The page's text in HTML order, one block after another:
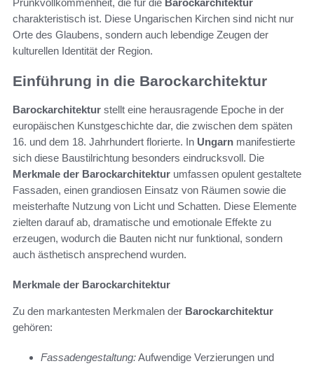
Prunkvollkommenheit, die für die Barockarchitektur
charakteristisch ist. Diese Ungarischen Kirchen sind nicht nur
Orte des Glaubens, sondern auch lebendige Zeugen der
kulturellen Identität der Region.
Einführung in die Barockarchitektur
Barockarchitektur stellt eine herausragende Epoche in der
europäischen Kunstgeschichte dar, die zwischen dem späten
16. und dem 18. Jahrhundert florierte. In Ungarn manifestierte
sich diese Baustilrichtung besonders eindrucksvoll. Die
Merkmale der Barockarchitektur umfassen opulent gestaltete
Fassaden, einen grandiosen Einsatz von Räumen sowie die
meisterhafte Nutzung von Licht und Schatten. Diese Elemente
zielten darauf ab, dramatische und emotionale Effekte zu
erzeugen, wodurch die Bauten nicht nur funktional, sondern
auch ästhetisch ansprechend wurden.
Merkmale der Barockarchitektur
Zu den markantesten Merkmalen der Barockarchitektur
gehören:
Fassadengestaltung:Aufwendige Verzierungen und